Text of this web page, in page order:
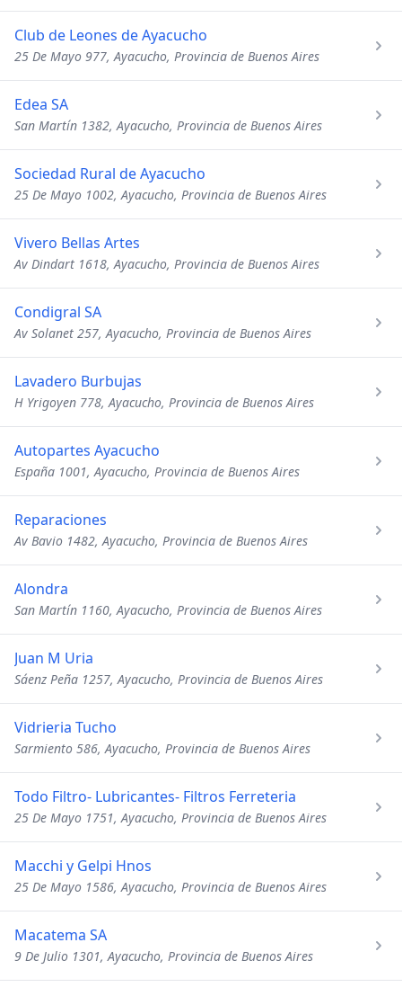
Club de Leones de Ayacucho
25 De Mayo 977, Ayacucho, Provincia de Buenos Aires
Edea SA
San Martín 1382, Ayacucho, Provincia de Buenos Aires
Sociedad Rural de Ayacucho
25 De Mayo 1002, Ayacucho, Provincia de Buenos Aires
Vivero Bellas Artes
Av Dindart 1618, Ayacucho, Provincia de Buenos Aires
Condigral SA
Av Solanet 257, Ayacucho, Provincia de Buenos Aires
Lavadero Burbujas
H Yrigoyen 778, Ayacucho, Provincia de Buenos Aires
Autopartes Ayacucho
España 1001, Ayacucho, Provincia de Buenos Aires
Reparaciones
Av Bavio 1482, Ayacucho, Provincia de Buenos Aires
Alondra
San Martín 1160, Ayacucho, Provincia de Buenos Aires
Juan M Uria
Sáenz Peña 1257, Ayacucho, Provincia de Buenos Aires
Vidrieria Tucho
Sarmiento 586, Ayacucho, Provincia de Buenos Aires
Todo Filtro- Lubricantes- Filtros Ferreteria
25 De Mayo 1751, Ayacucho, Provincia de Buenos Aires
Macchi y Gelpi Hnos
25 De Mayo 1586, Ayacucho, Provincia de Buenos Aires
Macatema SA
9 De Julio 1301, Ayacucho, Provincia de Buenos Aires